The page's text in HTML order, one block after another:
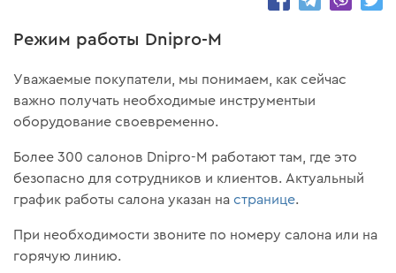
Режим работы Dnipro-M
Уважаемые покупатели, мы понимаем, как сейчас
важно получать необходимые инструментыи
оборудование своевременно.
Более 300 салонов Dnipro-M работают там, где это
безопасно для сотрудников и клиентов. Актуальный
график работы салона указан настранице.
При необходимости звоните по номеру салона или на
горячую линию.